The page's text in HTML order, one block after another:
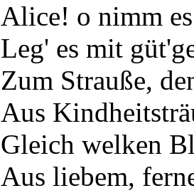
Alice! o nimm
Leg' es mit
Zum Strauße,
Aus
Gleich welken
Aus liebem,